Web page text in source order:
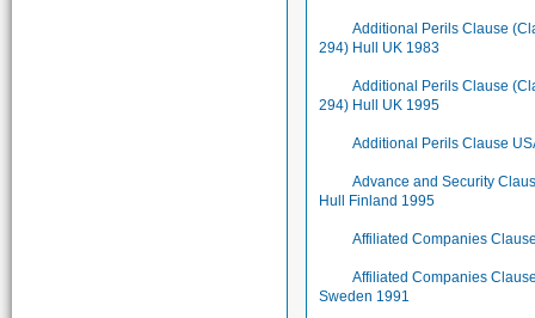
Additional Perils Clause
294) Hull UK 1983
Additional Perils Clause
294) Hull UK 1995
Additional Perils Clause
Advance and Security
Hull Finland 1995
Affiliated Companies
Affiliated Companies
Sweden 1991